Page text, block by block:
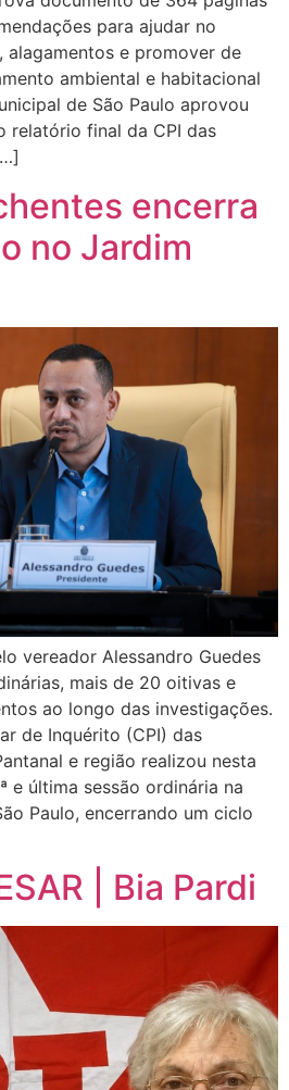
para ajudar no
alagamentos e promover de
ambiental e habitacional
de São Paulo aprovou
relatório final da CPI das
encerra
no Jardim
vereador Alessandro Guedes
mais de 20 oitivas e
ao longo das investigações.
de Inquérito (CPI) das
e região realizou nesta
e última sessão ordinária na
Paulo, encerrando um ciclo
| Bia Pardi